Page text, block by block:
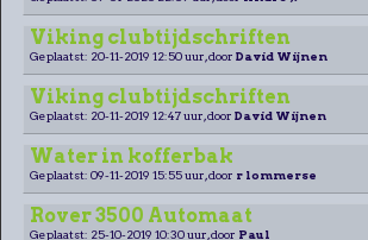
Viking clubtijdschriften
Geplaatst: 20-11-2019 12:50 uur, door David Wijnen
Viking clubtijdschriften
Geplaatst: 20-11-2019 12:47 uur, door David Wijnen
Water in kofferbak
Geplaatst: 09-11-2019 15:55 uur, door r lommerse
Rover 3500 Automaat
Geplaatst: 25-10-2019 10:30 uur, door Paul